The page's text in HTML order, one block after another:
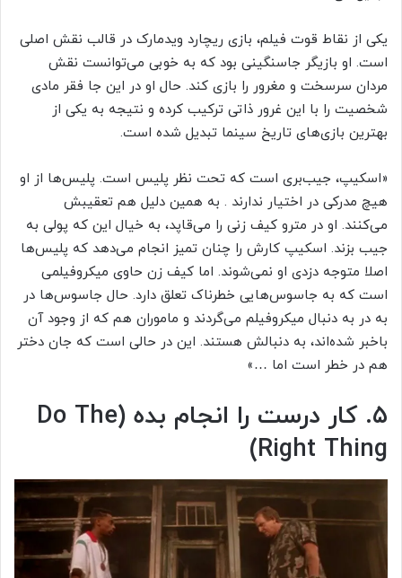
یکی از نقاط قوت فیلم، بازی ریچارد ویدمارک در قالب نقش اصلی
است. او بازیگر جاسنگینی بود که به خوبی می‌توانست نقش
مردان سرسخت و مغرور را بازی کند. حال او در این جا فقر مادی
شخصیت را با این غرور ذاتی ترکیب کرده و نتیجه به یکی از
بهترین بازی‌های تاریخ سینما تبدیل شده است.
«اسکیپ، جیب‌بری است که تحت نظر پلیس است. پلیس‌ها از او
هیچ مدرکی در اختیار ندارند . به همین دلیل هم تعقیبش
می‌کنند. او در مترو کیف زنی را می‌قاپد، به خیال این که پولی به
جیب بزند. اسکیپ کارش را چنان تمیز انجام می‌دهد که پلیس‌ها
اصلا متوجه دزدی او نمی‌شوند. اما کیف زن حاوی میکروفیلمی
است که به جاسوس‌هایی خطرناک تعلق دارد. حال جاسوس‌ها در
به در به دنبال میکروفیلم می‌گردند و ماموران هم که از وجود آن
باخبر شده‌اند، به دنبالش هستند. این در حالی است که جان دختر
هم در خطر است اما …»
۵. کار درست را انجام بده (Do The
Right Thing)